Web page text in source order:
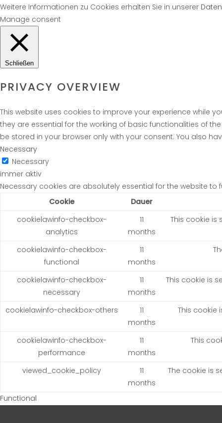
Weitere Informationen zu Cookies erhalten Sie in unserer
Manage consent
Schließen
PRIVACY OVERVIEW
This website uses cookies to improve your experience while
they are essential for the working of basic functionalities of
be stored in your browser only with your consent. You also
Necessary
Necessary
immer aktiv
Necessary cookies are absolutely essential for the website
Cookie
Dauer
cookielawinfo-checkbox-
analytics
11
months
This cookie is
cookielawinfo-checkbox-
functional
11
months
cookielawinfo-checkbox-
necessary
11
months
This cookie is
cookielawinfo-checkbox-others
11
months
This cookie
cookielawinfo-checkbox-
performance
11
months
This
viewed_cookie_policy
11
months
The cookie is
Functional